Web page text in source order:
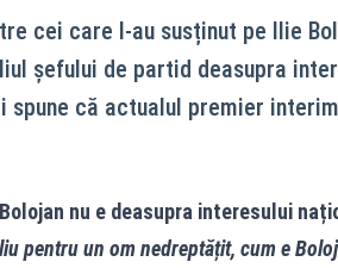
cei care l-au susținut pe Ilie
șefului de partid deasupra
spune că actualul premier
nu e deasupra interesului
pentru un om nedreptățit, cum e